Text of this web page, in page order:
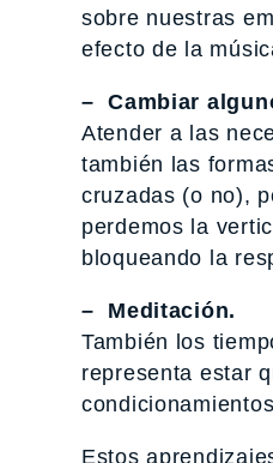
sobre nuestras
efecto de la
– Cambiar
Atender a las
también las
cruzadas (o no),
perdemos la
bloqueando la
– Meditación.
También los
representa estar
Estos